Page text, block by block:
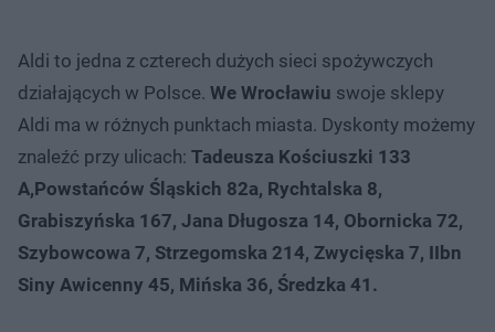
Aldi to jedna z czterech dużych sieci spożywczych
działających w Polsce. We Wrocławiu swoje sklepy
Aldi ma w różnych punktach miasta. Dyskonty możemy
znaleźć przy ulicach: Tadeusza Kościuszki 133
A,Powstańców Śląskich 82a, Rychtalska 8,
Grabiszyńska 167, Jana Długosza 14, Obornicka 72,
Szybowcowa 7, Strzegomska 214, Zwycięska 7, IIbn
Siny Awicenny 45, Mińska 36, Średzka 41.